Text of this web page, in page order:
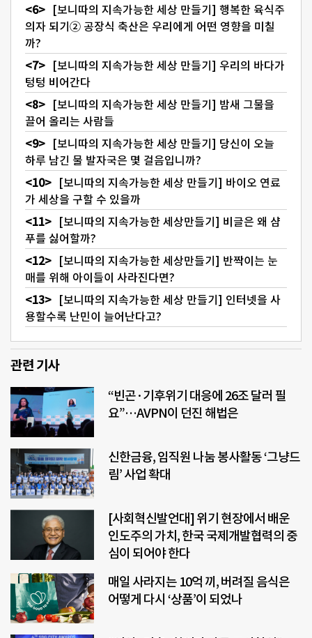
[보니따의 지속가능한 세상 만들기] 행복한 육식주
의자 되기② 공장식 축산은 우리에게 어떤 영향을 미칠
까?
[보니따의 지속가능한 세상 만들기] 우리의 바다가
텅텅 비어간다
[보니따의 지속가능한 세상 만들기] 밤새 그물을
끌어 올리는 사람들
[보니따의 지속가능한 세상 만들기] 당신이 오늘
하루 남긴 물 발자국은 몇 걸음입니까?
[보니따의 지속가능한 세상 만들기] 바이오 연료
가 세상을 구할 수 있을까
[보니따의 지속가능한 세상만들기] 비글은 왜 샴
푸를 싫어할까?
[보니따의 지속가능한 세상만들기] 반짝이는 눈
매를 위해 아이들이 사라진다면?
[보니따의 지속가능한 세상 만들기] 인터넷을 사
용할수록 난민이 늘어난다고?
관련 기사
“빈곤·기후위기 대응에 26조 달러 필
요”…AVPN이 던진 해법은
신한금융, 임직원 나눔 봉사활동 ‘그냥드
림’ 사업 확대
[사회혁신발언대] 위기 현장에서 배운
인도주의 가치, 한국 국제개발협력의 중
심이 되어야 한다
매일 사라지는 10억 끼, 버려질 음식은
어떻게 다시 ‘상품’이 되었나